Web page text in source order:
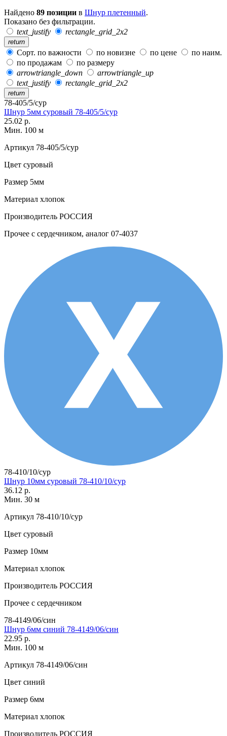
Найдено 89 позиции в Шнур плетенный.
Показано без фильтрации.
text_justify
rectangle_grid_2x2
return
Сорт. по важности по новизне по цене
по наим.
по продажам
по размеру
arrowtriangle_down
arrowtriangle_up
text_justify
rectangle_grid_2x2
return
78-405/5/сур
Шнур 5мм суровый 78-405/5/сур
25.02 р.
Мин. 100 м
Артикул 78-405/5/сур
Цвет суровый
Размер 5мм
Материал хлопок
Производитель РОССИЯ
Прочее с сердечником, аналог 07-4037
78-410/10/сур
Шнур 10мм суровый 78-410/10/сур
36.12 р.
Мин. 30 м
Артикул 78-410/10/сур
Цвет суровый
Размер 10мм
Материал хлопок
Производитель РОССИЯ
Прочее с сердечником
78-4149/06/син
Шнур 6мм синий 78-4149/06/син
22.95 р.
Мин. 100 м
Артикул 78-4149/06/син
Цвет синий
Размер 6мм
Материал хлопок
Производитель РОССИЯ